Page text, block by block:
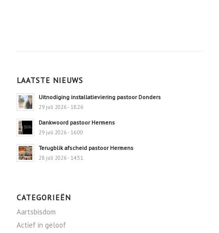
LAATSTE NIEUWS
Uitnodiging installatieviering pastoor Donders
29 juli 2026 - 18:26
Dankwoord pastoor Hermens
29 juli 2026 - 16:00
Terugblik afscheid pastoor Hermens
28 juli 2026 - 14:51
CATEGORIEËN
Aartsbisdom
Actief in geloof